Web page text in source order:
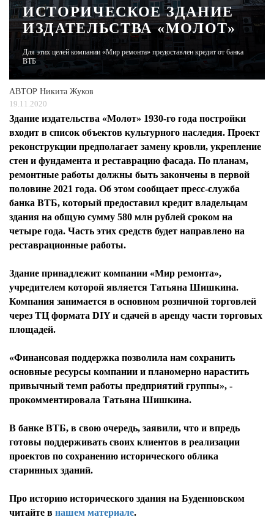
ЖУРНАЛ
ИСТОРИЧЕСКОЕ ЗДАНИЕ
ИЗДАТЕЛЬСТВА «МОЛОТ»
Для этих целей компании «Мир ремонта» предоставлен кредит от банка
ВТБ
АВТОР Никита Жуков
19.11.2020
Здание издательства «Молот» 1930-го года постройки
входит в список объектов культурного наследия. Проект
реконструкции предполагает замену кровли, укрепление
стен и фундамента и реставрацию фасада. По планам,
ремонтные работы должны быть закончены в первой
половине 2021 года. Об этом сообщает пресс-служба
банка ВТБ, который предоставил кредит владельцам
здания на общую сумму 580 млн рублей сроком на
четыре года. Часть этих средств будет направлено на
реставрационные работы.
Здание принадлежит компании «Мир ремонта»,
учредителем которой является Татьяна Шишкина.
Компания занимается в основном розничной торговлей
через ТЦ формата DIY и сдачей в аренду части торговых
площадей.
«Финансовая поддержка позволила нам сохранить
основные ресурсы компании и планомерно нарастить
привычный темп работы предприятий группы», -
прокомментировала Татьяна Шишкина.
В банке ВТБ, в свою очередь, заявили, что и впредь
готовы поддерживать своих клиентов в реализации
проектов по сохранению исторического облика
старинных зданий.
Про историю исторического здания на Буденновском
читайте в нашем материале.